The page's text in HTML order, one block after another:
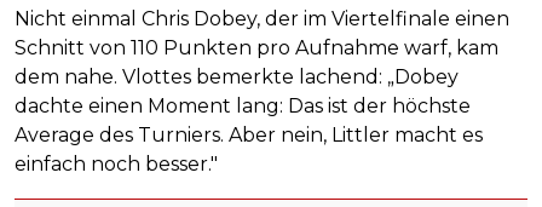
Nicht einmal Chris Dobey, der im Viertelfinale einen
Schnitt von 110 Punkten pro Aufnahme warf, kam
dem nahe. Vlottes bemerkte lachend: „Dobey
dachte einen Moment lang: Das ist der höchste
Average des Turniers. Aber nein, Littler macht es
einfach noch besser."